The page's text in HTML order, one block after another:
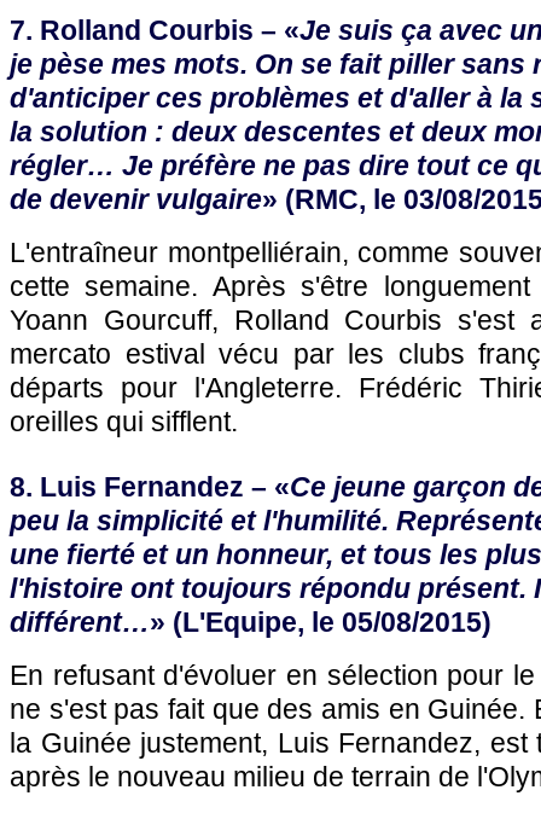
7. Rolland Courbis – «Je suis ça avec
je pèse mes mots. On se fait piller sans
d'anticiper ces problèmes et d'aller à la
la solution : deux descentes et deux
régler… Je préfère ne pas dire tout ce
de devenir vulgaire» (RMC, le 03/08/
L'entraîneur montpelliérain, comme
cette semaine. Après s'être
Yoann Gourcuff, Rolland Courbis s'est
mercato estival vécu par les clubs
départs pour l'Angleterre. Frédéric
oreilles qui sifflent.
8. Luis Fernandez – «Ce jeune garçon
peu la simplicité et l'humilité.
une fierté et un honneur, et tous les
l'histoire ont toujours répondu présent.
différent…» (L'Equipe, le 05/08/2015)
En refusant d'évoluer en sélection pour
ne s'est pas fait que des amis en Guinée.
la Guinée justement, Luis Fernandez, est
après le nouveau milieu de terrain de